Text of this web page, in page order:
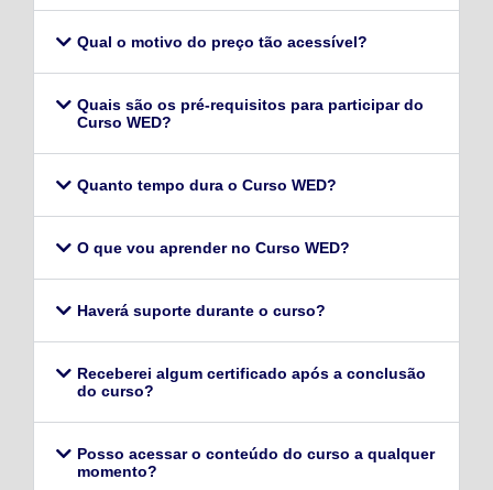
Qual o motivo do preço tão acessível?
Quais são os pré-requisitos para participar do
Curso WED?
Quanto tempo dura o Curso WED?
O que vou aprender no Curso WED?
Haverá suporte durante o curso?
Receberei algum certificado após a conclusão
do curso?
Posso acessar o conteúdo do curso a qualquer
momento?